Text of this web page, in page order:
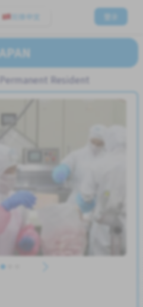
简体中文
Resident